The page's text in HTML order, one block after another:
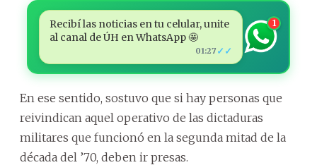
Recibí las noticias en tu celular, unite
al canal de ÚH en WhatsApp 🤩
01:27 ✓✓
1
En ese sentido, sostuvo que si hay personas que
reivindican aquel operativo de las dictaduras
militares que funcionó en la segunda mitad de la
década del ’70, deben ir presas.